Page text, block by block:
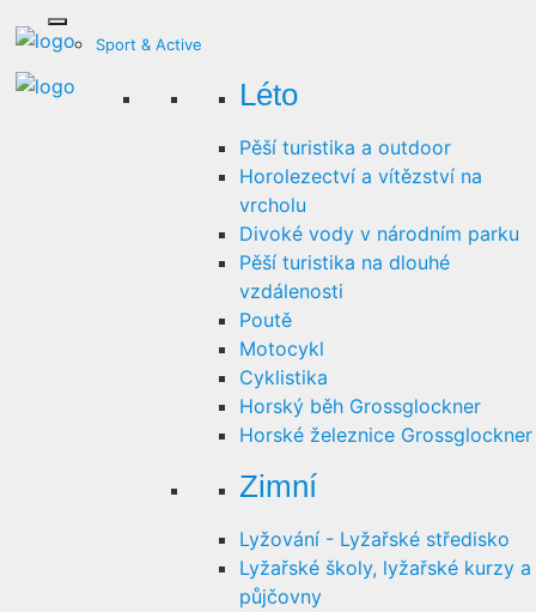
Sport & Active
Léto
Pěší turistika a outdoor
Horolezectví a vítězství na
vrcholu
Divoké vody v národním parku
Pěší turistika na dlouhé
vzdálenosti
Poutě
Motocykl
Cyklistika
Horský běh Grossglockner
Horské železnice Grossglockner
Zimní
Lyžování - Lyžařské středisko
Lyžařské školy, lyžařské kurzy a
půjčovny